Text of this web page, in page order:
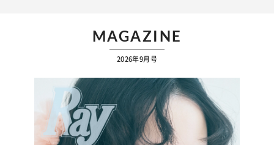
MAGAZINE
2026年9月号